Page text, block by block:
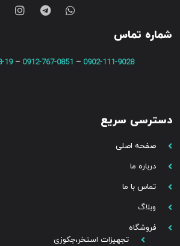
شماره تماس
0902-111-9028
–
0912-767-0851
–
19
دسترسی سریع
صفحه اصلی
درباره ما
تماس با ما
وبلاگ
فروشگاه
تجهیزات استخر،جکوزی